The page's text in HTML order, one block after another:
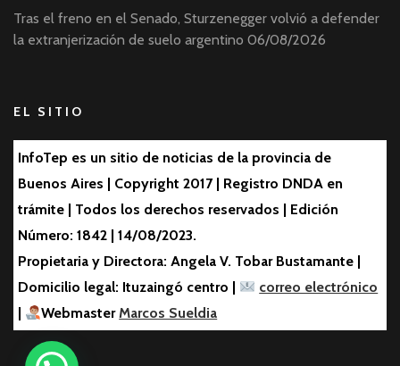
Tras el freno en el Senado, Sturzenegger volvió a defender
la extranjerización de suelo argentino 06/08/2026
EL SITIO
InfoTep es un sitio de noticias de la provincia de
Buenos Aires | Copyright 2017 | Registro DNDA en
trámite | Todos los derechos reservados | Edición
Número: 1842 | 14/08/2023.
Propietaria y Directora: Angela V. Tobar Bustamante |
Domicilio legal: Ituzaingó centro |
correo electrónico
WebmasterMarcos Sueldia